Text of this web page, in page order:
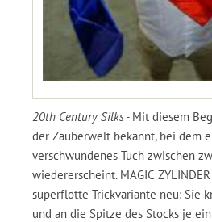
20th Century Silks- Mit diesem
der Zauberwelt bekannt, bei dem
verschwundenes Tuch zwischen
wiedererscheint. MAGIC
superflotte Trickvariante neu: Sie
und an die Spitze des Stocks je